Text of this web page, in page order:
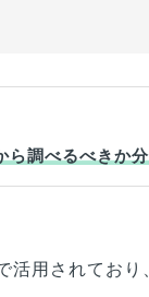
ら調べるべきか
活用されてお